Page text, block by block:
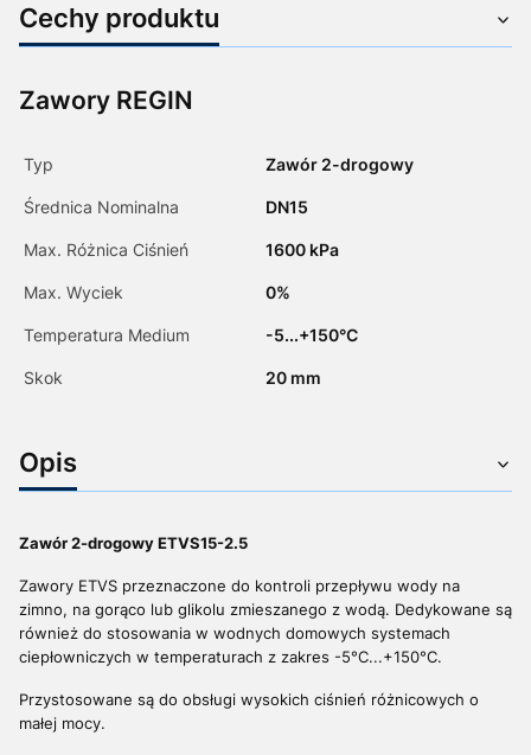
Cechy produktu
Zawory REGIN
Typ Zawór 2-drogowy
Średnica Nominalna DN15
Max. Różnica Ciśnień 1600 kPa
Max. Wyciek 0%
Temperatura Medium -5...+150°C
Skok 20 mm
Opis
Zawór 2-drogowy ETVS15-2.5
Zawory ETVS przeznaczone do kontroli przepływu wody na
zimno, na gorąco lub glikolu zmieszanego z wodą. Dedykowane są
również do stosowania w wodnych domowych systemach
ciepłowniczych w temperaturach z zakres -5°C...+150°C.
Przystosowane są do obsługi wysokich ciśnień różnicowych o
małej mocy.